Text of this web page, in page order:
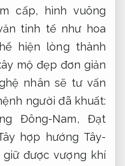
cấp, hình vuông
tinh tế như hoa
hiện lòng thành
mộ đẹp đơn giản
nhân sẽ tư vấn
người đã khuất:
Đông-Nam, Đạt
hợp hướng Tây-
giữ được vượng khí